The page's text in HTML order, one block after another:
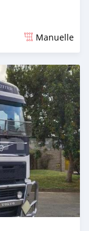
Manuelle